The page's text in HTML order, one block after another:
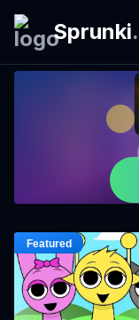
Sprunki.